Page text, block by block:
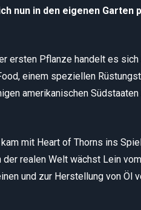
nun in den eigenen Garten
ersten Pflanze handelt es
einem speziellen
amerikanischen
mit Heart of Thorns ins
realen Welt wächst Lein
und zur Herstellung von Öl